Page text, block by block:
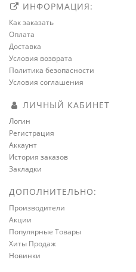
ИНФОРМАЦИЯ:
Как заказать
Оплата
Доставка
Условия возврата
Политика безопасности
Условия соглашения
ЛИЧНЫЙ КАБИНЕТ
Логин
Регистрация
Аккаунт
История заказов
Закладки
ДОПОЛНИТЕЛЬНО:
Производители
Акции
Популярные Товары
Хиты Продаж
Новинки